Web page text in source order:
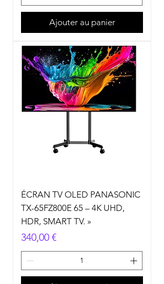
Ajouter au panier
ÉCRAN TV OLED PANASONIC
TX-65FZ800E 65 – 4K UHD,
HDR, SMART TV. »
Prix
340,00 €